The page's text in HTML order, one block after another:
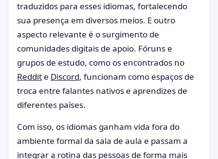
traduzidos para esses idiomas, fortalecendo
sua presença em diversos meios. E outro
aspecto relevante é o surgimento de
comunidades digitais de apoio. Fóruns e
grupos de estudo, como os encontrados no
Reddit e Discord, funcionam como espaços de
troca entre falantes nativos e aprendizes de
diferentes países.
Com isso, os idiomas ganham vida fora do
ambiente formal da sala de aula e passam a
integrar a rotina das pessoas de forma mais